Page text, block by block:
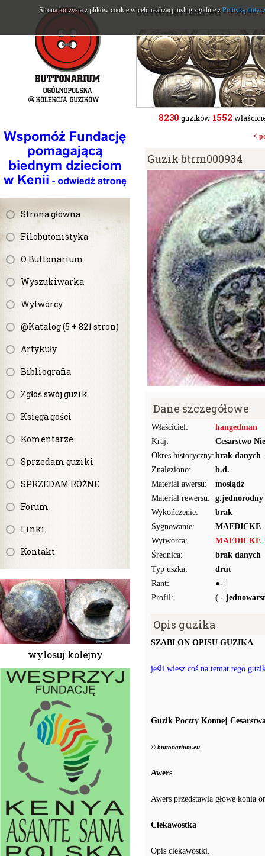
Strona główna
Filobutonistyka
O Buttonarium
Wyszukiwarka
Wytwórcy
@Katalog (5 + 821 stron)
Artykuły
Bibliografia
Zgłoś swój guzik
Księga gości
Komentarze
Sprzedam guziki
SPRZEDAM RÓŻNE
Forum
Linki
Kontakt
wylosuj kolejny
buttonarium.eu- Strona
8230 guzików 1552
<
Guzik btrm000934
Dane szczegółowe
Właściciel:
hangedman
Kraj:
Cesarstwo
Okres historyczny: brak danych
Znaleziono:
b.d.
Materiał awersu:
mosiądz
Materiał rewersu:
g.jednorodny
Wykończenie:
brak
Sygnowanie:
MAEDICKE
Wytwórca:
MAEDICKE
Średnica:
brak danych
Typ uszka:
drut
Rant:
●--|
Profil:
( -
Opis guzika
SZABLON OPISU GUZIKA
jeśli wiesz coś na temat tego
Guzik Poczty Konnej
© buttonarium.eu
Awers
Awers przedstawia głowę konia
Ciekawostka
Opis ciekawostki.
Strona korzysta z plików cookie w celu realizacji usług zgodnie z Polityką